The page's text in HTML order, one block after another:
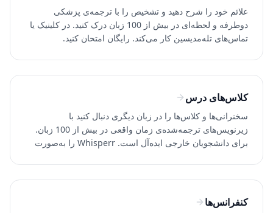
علائم خود را شرح دهید و تشخیص را با ترجمه‌ی پزشکی
دوطرفه و لحظه‌ای در بیش از 100 زبان درک کنید. در کلینیک یا
تماس‌های تله‌مدیسین کار می‌کند. رایگان امتحان کنید.
کلاس‌های درس
سخنرانی‌ها و کلاس‌ها را در زبان دیگری دنبال کنید با
زیرنویس‌های ترجمه‌شده‌ی زمان واقعی در بیش از 100 زبان.
برای دانشجویان خارجی ایده‌آل است. Whisperr را به‌صورت
کنفرانس‌ها